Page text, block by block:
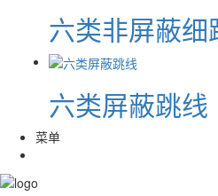
六类非屏蔽细
六类屏蔽跳线
菜单